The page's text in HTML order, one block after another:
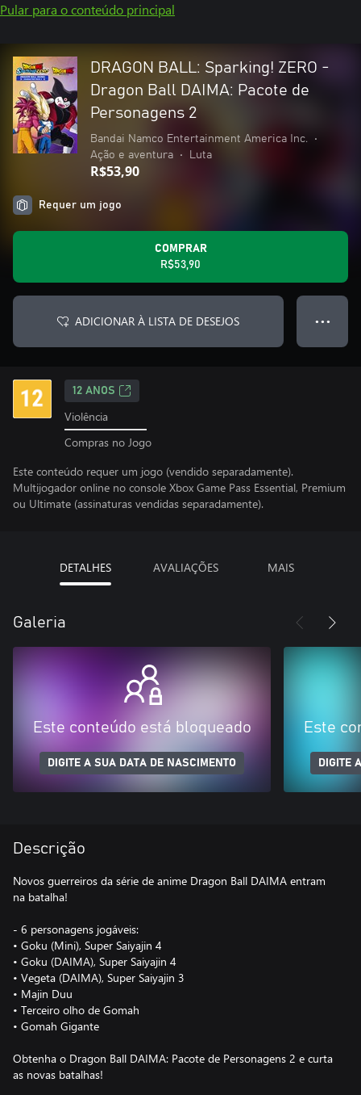
Pular para o conteúdo principal
DRAGON BALL: Sparking! ZERO -
Dragon Ball DAIMA: Pacote de
Personagens 2
Bandai Namco Entertainment America Inc.
•
Ação e aventura
• Luta
R$53,90
Requer um jogo
COMPRAR
R$53,90
ADICIONAR À LISTA DE DESEJOS ● ● ●
12 ANOS
Violência
Compras no Jogo
Este conteúdo requer um jogo (vendido separadamente).
Multijogador online no console Xbox Game Pass Essential, Premium
ou Ultimate (assinaturas vendidas separadamente).
DETALHES AVALIAÇÕES MAIS
Galeria
Este conteúdo está bloqueado
DIGITE A SUA DATA DE NASCIMENTO
Este
DIGITE
Descrição
Novos guerreiros da série de anime Dragon Ball DAIMA entram
na batalha!
- 6 personagens jogáveis:
• Goku (Mini), Super Saiyajin 4
• Goku (DAIMA), Super Saiyajin 4
• Vegeta (DAIMA), Super Saiyajin 3
• Majin Duu
• Terceiro olho de Gomah
• Gomah Gigante
Obtenha o Dragon Ball DAIMA: Pacote de Personagens 2 e curta
as novas batalhas!